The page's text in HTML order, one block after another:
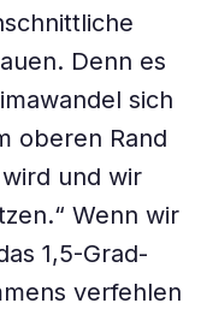
Denn es
sich
oberen Rand
und wir
Wenn wir
1,5-Grad-
verfehlen